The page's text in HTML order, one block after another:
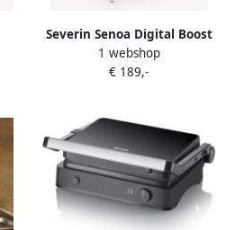
Severin Senoa Digital Boost
S PG8118 | Grillapparaten |
Keuken&Koken
1 webshop
€ 189,-